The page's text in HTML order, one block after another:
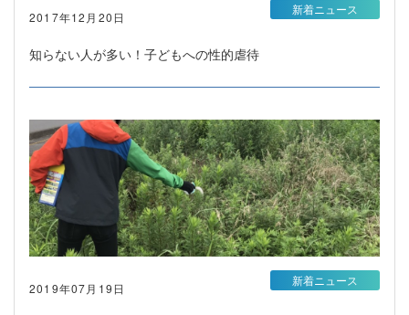
2017年12月20日
知らない人が多い！子どもへの性的虐待
新着ニュース
2019年07月19日
新着ニュース